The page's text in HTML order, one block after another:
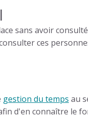
sans avoir
ces
gestion du temps au
d'en connaître le